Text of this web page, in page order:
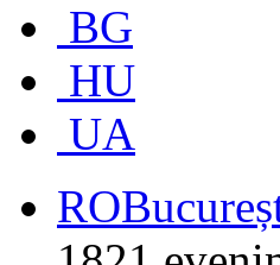
BG
HU
UA
RO